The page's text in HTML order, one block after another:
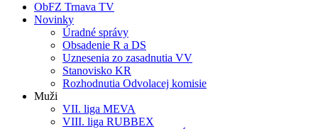
ObFZ Trnava TV
Novinky
Úradné správy
Obsadenie R a DS
Uznesenia zo zasadnutia VV
Stanovisko KR
Rozhodnutia Odvolacej komisie
Muži
VII. liga MEVA
VIII. liga RUBBEX